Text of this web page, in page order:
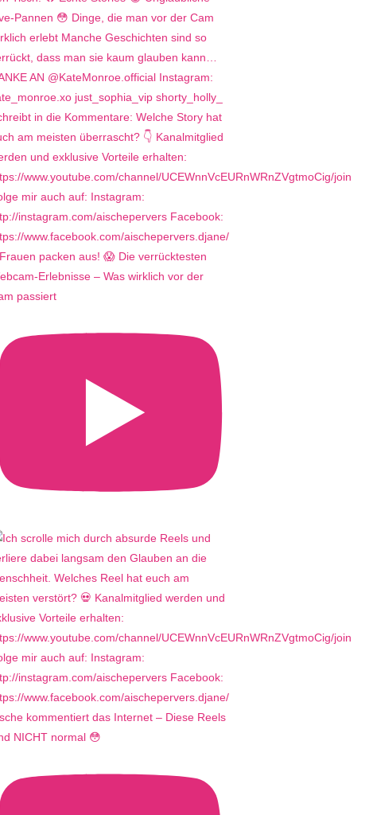
packen aus! 😱 Die verrücktesten
Erlebnisse – Was wirklich vor der
passiert
kommentiert das Internet – Diese Reels
NICHT normal 😳